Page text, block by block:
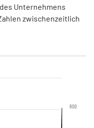
Unternehmens
zwischenzeitlich
800